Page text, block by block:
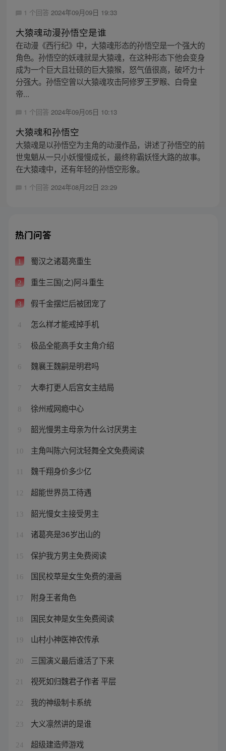
1 个回答 2024年09月09日 19:33
大猿魂动漫孙悟空是谁
在动漫《西行纪》中，大猿魂形态的孙悟空是一个强大的
角色。孙悟空的妖魂就是大猿魂，在这种形态下他会变身
成为一个巨大且壮硕的巨大猿猴，怒气值很高，破坏力十
分强大。孙悟空曾以大猿魂攻击阿修罗王罗睺、白骨皇
帝...
1 个回答 2024年09月05日 10:13
大猿魂和孙悟空
大猿魂是以孙悟空为主角的动漫作品，讲述了孙悟空的前
世鬼魈从一只小妖慢慢成长，最终称霸妖怪大路的故事。
在大猿魂中，还有年轻的孙悟空形象。
1 个回答 2024年08月22日 23:29
热门问答
1 蜀汉之诸葛亮重生
2 重生三国(之)阿斗重生
3 假千金摆烂后被团宠了
4 怎么样才能戒掉手机
5 极品全能高手女主角介绍
6 魏襄王魏嗣是明君吗
7 大奉打更人后宫女主结局
8 徐州戒网瘾中心
9 韶光慢男主母亲为什么讨厌男主
10 主角叫陈六何沈轻舞全文免费阅读
魏千翔身价多少亿
12 超能世界员工待遇
13 韶光慢女主接受男主
14 诸葛亮是36岁出山的
15 保护我方男主免费阅读
16 国民校草是女生免费的漫画
17 附身王者角色
18 国民女神是女生免费阅读
19 山村小神医神农传承
20 三国演义最后谁活了下来
21 视死如归魏君子作者 平层
22 我的神级制卡系统
23 大义凛然讲的是谁
24 超级建造师游戏